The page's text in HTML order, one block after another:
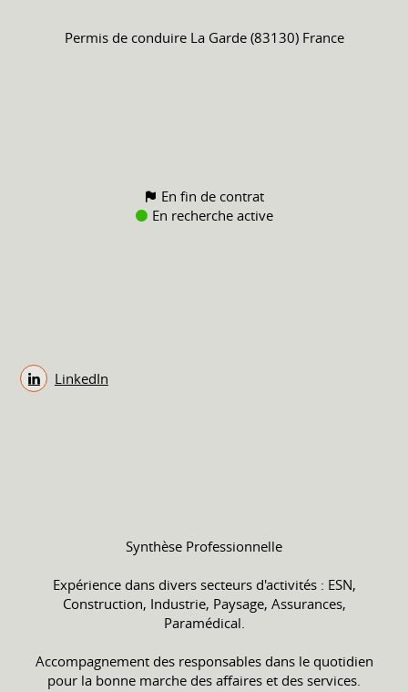
Permis de conduire La Garde (83130) France
En fin de contrat
En recherche active
LinkedIn
Synthèse Professionnelle
Expérience dans divers secteurs d'activités : ESN,
Construction, Industrie, Paysage, Assurances,
Paramédical.
Accompagnement des responsables dans le quotidien
pour la bonne marche des affaires et des services.